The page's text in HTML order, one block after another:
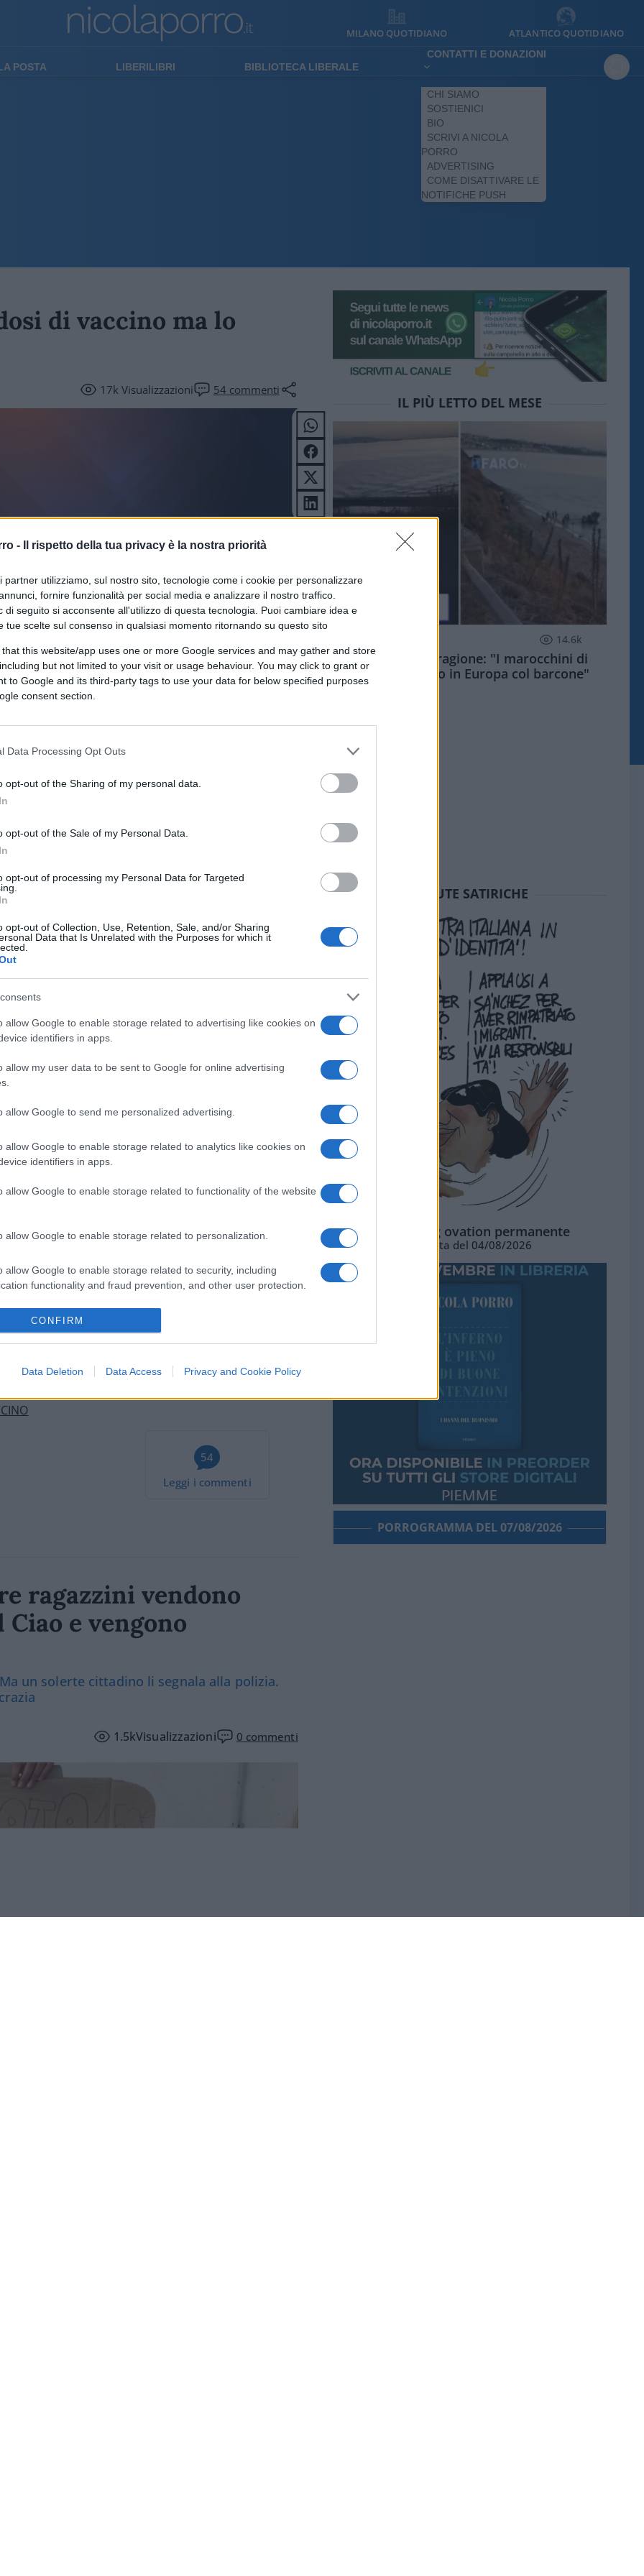
- Il rispetto della tua privacy è la nostra priorità
partner utilizziamo, sul nostro sito, tecnologie come i cookie per personalizzare
fornire funzionalità per social media e analizzare il nostro traffico.
di seguito si acconsente all'utilizzo di questa tecnologia. Puoi cambiare idea e
tue scelte sul consenso in qualsiasi momento ritornando su questo sito
that this website/app uses one or more Google services and may gather and store
but not limited to your visit or usage behaviour. You may click to grant or
to Google and its third-party tags to use your data for below specified purposes
consent section.
Data Processing Opt Outs
opt-out of the Sharing of my personal data.
opt-out of the Sale of my Personal Data.
opt-out of processing my Personal Data for Targeted
opt-out of Collection, Use, Retention, Sale, and/or Sharing
Data that Is Unrelated with the Purposes for which it
allow Google to enable storage related to advertising like cookies on
identifiers in apps.
allow my user data to be sent to Google for online advertising
allow Google to send me personalized advertising.
allow Google to enable storage related to analytics like cookies on
identifiers in apps.
allow Google to enable storage related to functionality of the website
allow Google to enable storage related to personalization.
allow Google to enable storage related to security, including
functionality and fraud prevention, and other user protection.
CONFIRM
Data Deletion Data Access Privacy and Cookie Policy
MILANO QUOTIDIANO ATLANTICO QUOTIDIANO
POSTA LIBERILIBRI BIBLIOTECA LIBERALE
CONTATTI E DONAZIONI
CHI SIAMO
SOSTIENICI
BIO
SCRIVI A NICOLA
PORRO
ADVERTISING
COME DISATTIVARE LE
NOTIFICHE PUSH
di vaccino ma lo
17kVisualizzazioni 54 commenti
LETTORI
su Google CLICCA QUI
ha ricevuto “comunicazione di avvio
aver effettuato la vaccinazione per il Covid
2022 ho ricevuto una comunicazione
cui è scritto che procederanno al
non provvederò a comunicare all’Asl
avvenuta vaccinazione”.
Perché devo essere io a perdere
clic sul mio codice fiscale potrebbero
che sono passati ben tre mesi dalla
pubblico per pura incompetenza, quasi
altri esprimano questo disappunto e
a questa vergogna.
54
Leggi i commenti
ragazzini vendono
e vengono
un solerte cittadino li segnala alla polizia.
1.5kVisualizzazioni 0 commenti
IL PIÙ LETTO DEL MESE
14.6k
Meloni aveva ragione: "I marocchini di
Ceuta sbarcano in Europa col barcone"
SEDUTE SATIRICHE
La standing ovation permanente
Vignetta del 04/08/2026
PORROGRAMMA DEL 07/08/2026